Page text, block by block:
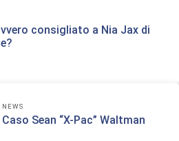
consigliato a Nia Jax di
NEWS
Caso Sean “X-Pac” Waltman